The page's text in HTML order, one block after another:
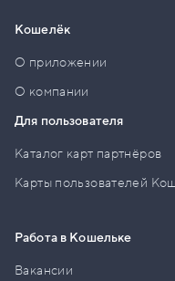
Кошелёк
О приложении
О компании
Для пользователя
Каталог карт партнёров
Карты пользователей
Работа в Кошельке
Вакансии